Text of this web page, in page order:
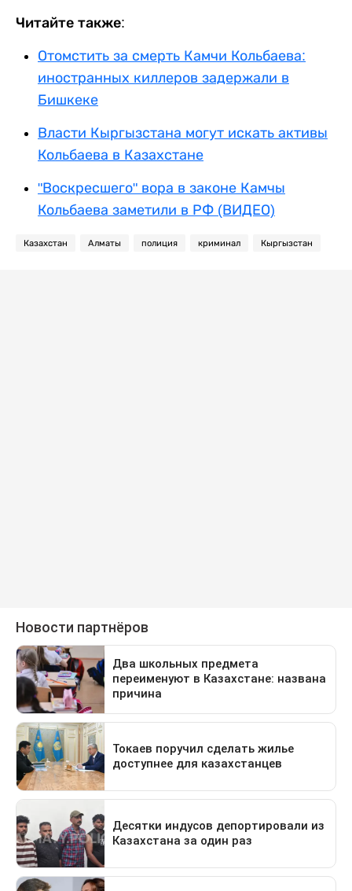
Читайте также:
Отомстить за смерть Камчи Кольбаева:
иностранных киллеров задержали в
Бишкеке
Власти Кыргызстана могут искать активы
Кольбаева в Казахстане
"Воскресшего" вора в законе Камчы
Кольбаева заметили в РФ (ВИДЕО)
Казахстан Алматы полиция криминал Кыргызстан